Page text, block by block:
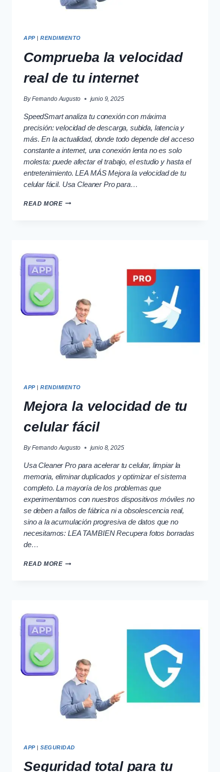
APP|RENDIMIENTO
Comprueba la velocidad
real de tu internet
By Fernando Augusto junio 9, 2025
SpeedSmart analiza tu conexión con máxima
precisión: velocidad de descarga, subida, latencia y
más. En la actualidad, donde todo depende del acceso
constante a internet, una conexión lenta no es solo
molesta: puede afectar el trabajo, el estudio y hasta el
entretenimiento. LEA MÁS Mejora la velocidad de tu
celular fácil. Usa Cleaner Pro para…
READ MORECOMPRUEBA
APP|RENDIMIENTO
Mejora la velocidad de tu
celular fácil
By Fernando Augusto junio 8, 2025
Usa Cleaner Pro para acelerar tu celular, limpiar la
memoria, eliminar duplicados y optimizar el sistema
completo. La mayoría de los problemas que
experimentamos con nuestros dispositivos móviles no
se deben a fallos de fábrica ni a obsolescencia real,
sino a la acumulación progresiva de datos que no
necesitamos: LEA TAMBIEN Recupera fotos borradas
de…
READ MOREMEJORA
APP|SEGURIDAD
Seguridad total para tu